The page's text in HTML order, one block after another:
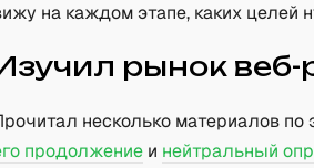
на каждом этапе, каких целей
рынок веб-
несколько материалов по
продолжение и нейтральный